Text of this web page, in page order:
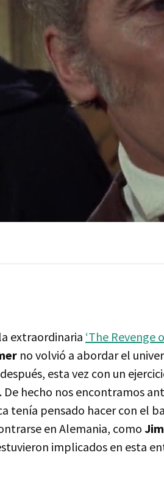
extraordinaria ‘The Revenge
no volvió a abordar el
esta vez con un
De hecho nos encontramos
tenía pensado hacer con el
en Alemania, como
implicados en esta